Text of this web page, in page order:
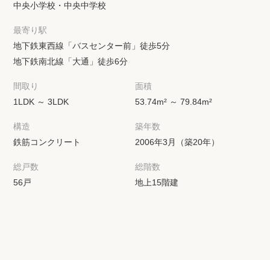
中央小学校・中央中学校
最寄り駅
地下鉄東西線「バスセンター前」徒歩5分
地下鉄南北線「大通」徒歩6分
間取り
1LDK ～ 3LDK
面積
53.74m² ～ 79.84m²
構造
鉄筋コンクリート
築年数
2006年3月（築20年）
総戸数
56戸
総階数
地上15階建